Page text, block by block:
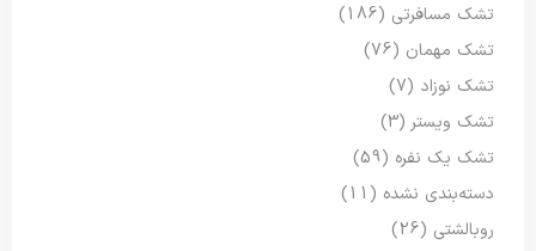
تشک مسافرتی (186)
تشک مهمان (76)
تشک نوزاد (7)
تشک ویستر (3)
تشک یک نفره (59)
دسته‌بندی نشده (11)
روبالشتی (26)